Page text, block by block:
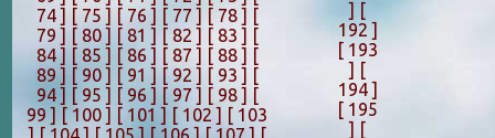
] [
192 ]
[ 193
] [
194 ]
[ 195
] [
74 ] [ 75 ] [ 76 ] [ 77 ] [ 78 ] [
79 ] [ 80 ] [ 81 ] [ 82 ] [ 83 ] [
84 ] [ 85 ] [ 86 ] [ 87 ] [ 88 ] [
89 ] [ 90 ] [ 91 ] [ 92 ] [ 93 ] [
94 ] [ 95 ] [ 96 ] [ 97 ] [ 98 ] [
99 ] [ 100 ] [ 101 ] [ 102 ] [ 103